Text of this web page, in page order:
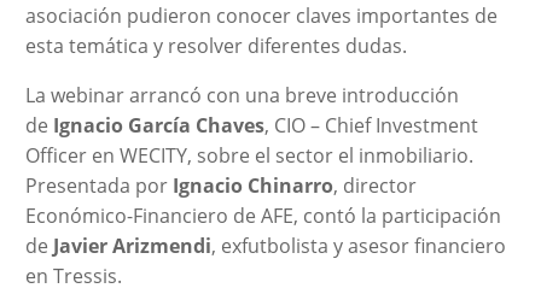
asociación pudieron conocer claves importantes de
esta temática y resolver diferentes dudas.
La webinar arrancó con una breve introducción
de Ignacio García Chaves, CIO – Chief Investment
Officer en WECITY, sobre el sector el inmobiliario.
Presentada por Ignacio Chinarro, director
Económico-Financiero de AFE, contó la participación
de Javier Arizmendi, exfutbolista y asesor financiero
en Tressis.